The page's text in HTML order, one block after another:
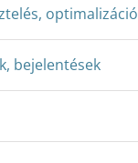
optimalizáció
bejelentések